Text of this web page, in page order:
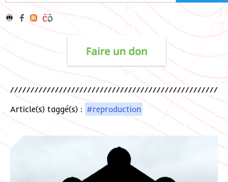
Article(s) taggé(s) : #reproduction